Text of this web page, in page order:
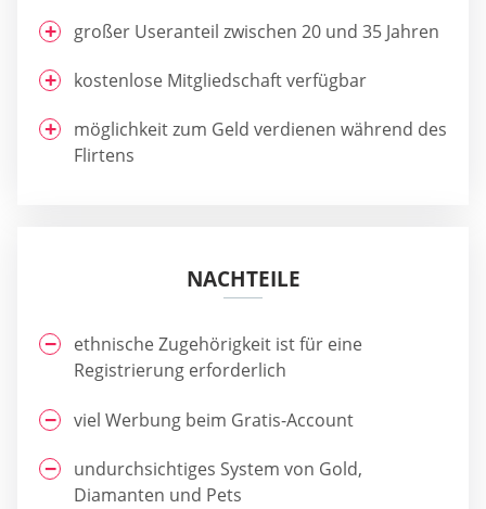
großer Useranteil zwischen 20 und 35 Jahren
kostenlose Mitgliedschaft verfügbar
möglichkeit zum Geld verdienen während des
Flirtens
NACHTEILE
ethnische Zugehörigkeit ist für eine
Registrierung erforderlich
viel Werbung beim Gratis-Account
undurchsichtiges System von Gold,
Diamanten und Pets